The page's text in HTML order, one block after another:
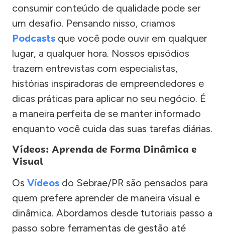
consumir conteúdo de qualidade pode ser
um desafio. Pensando nisso, criamos
Podcasts que você pode ouvir em qualquer
lugar, a qualquer hora. Nossos episódios
trazem entrevistas com especialistas,
histórias inspiradoras de empreendedores e
dicas práticas para aplicar no seu negócio. É
a maneira perfeita de se manter informado
enquanto você cuida das suas tarefas diárias.
Vídeos: Aprenda de Forma Dinâmica e
Visual
Os Vídeos do Sebrae/PR são pensados para
quem prefere aprender de maneira visual e
dinâmica. Abordamos desde tutoriais passo a
passo sobre ferramentas de gestão até